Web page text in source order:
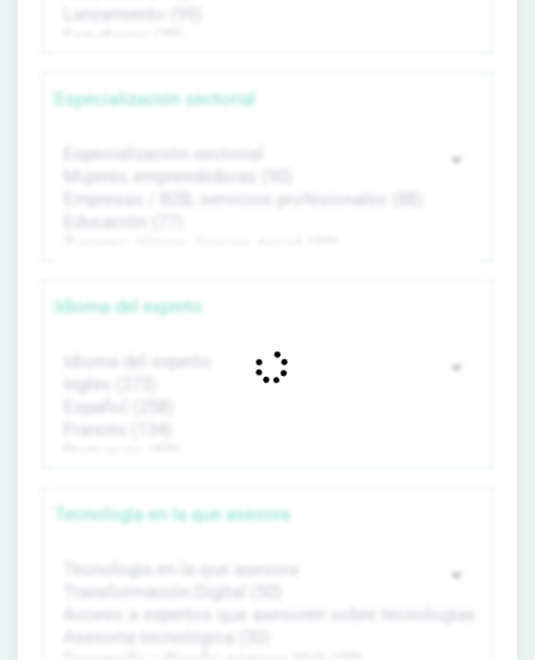
Especialización sectorial
Idioma del experto
Tecnología en la que asesora